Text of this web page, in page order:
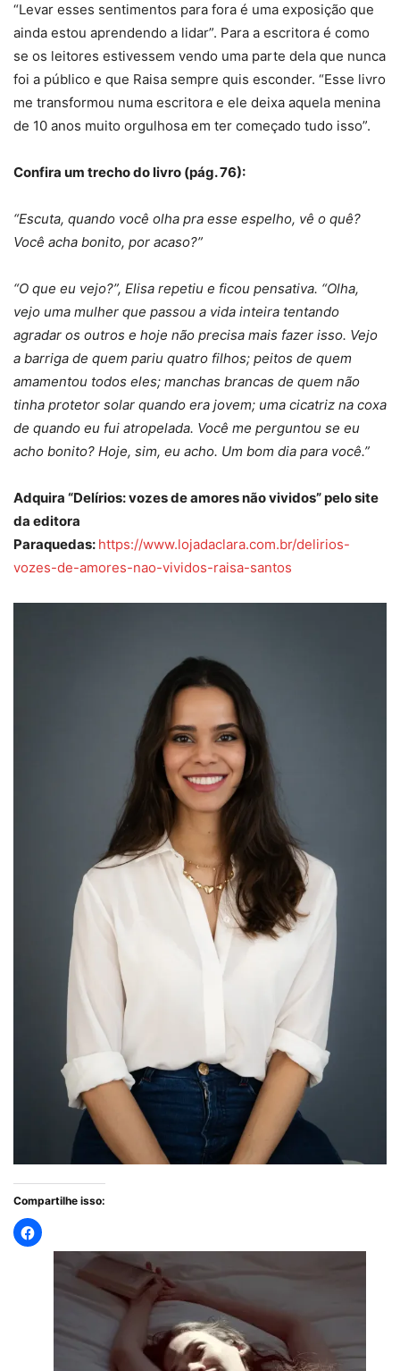
“Levar esses sentimentos para fora é uma exposição que
ainda estou aprendendo a lidar”. Para a escritora é como
se os leitores estivessem vendo uma parte dela que nunca
foi a público e que Raisa sempre quis esconder. “Esse livro
me transformou numa escritora e ele deixa aquela menina
de 10 anos muito orgulhosa em ter começado tudo isso”.
Confira um trecho do livro (pág. 76):
“Escuta, quando você olha pra esse espelho, vê o quê?
Você acha bonito, por acaso?”
“O que eu vejo?”, Elisa repetiu e ficou pensativa. “Olha,
vejo uma mulher que passou a vida inteira tentando
agradar os outros e hoje não precisa mais fazer isso. Vejo
a barriga de quem pariu quatro filhos; peitos de quem
amamentou todos eles; manchas brancas de quem não
tinha protetor solar quando era jovem; uma cicatriz na coxa
de quando eu fui atropelada. Você me perguntou se eu
acho bonito? Hoje, sim, eu acho. Um bom dia para você.”
Adquira “Delírios: vozes de amores não vividos” pelo site
da editora
Paraquedas: https://www.lojadaclara.com.br/delirios-
vozes-de-amores-nao-vividos-raisa-santos
Compartilhe isso: